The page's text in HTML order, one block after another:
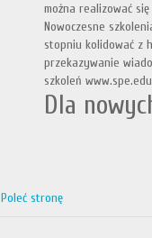
można realizować
Nowoczesne
stopniu kolidować z
przekazywanie
szkoleń
Dla
Poleć stronę